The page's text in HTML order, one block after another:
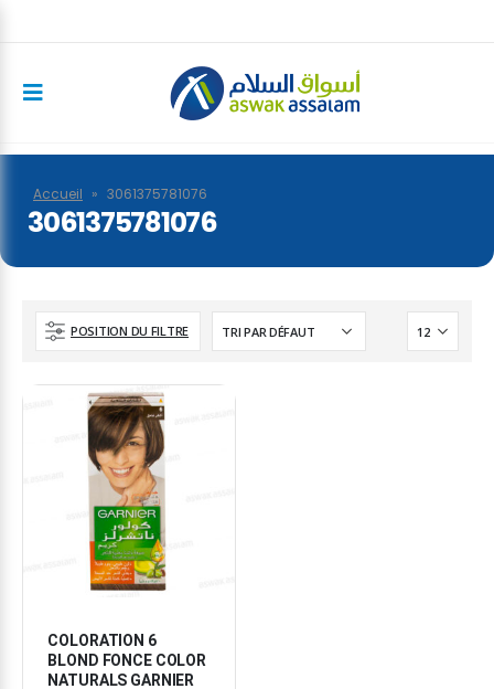
Accueil » 3061375781076
3061375781076
POSITION DU FILTRE
COLORATION 6
BLOND FONCE COLOR
NATURALS GARNIER